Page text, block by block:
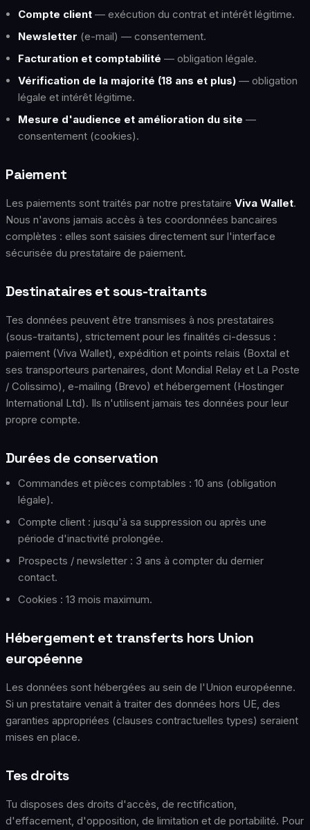
Compte client — exécution du contrat et intérêt légitime.
Newsletter (e-mail) — consentement.
Facturation et comptabilité — obligation légale.
Vérification de la majorité (18 ans et plus) — obligation
légale et intérêt légitime.
Mesure d'audience et amélioration du site —
consentement (cookies).
Paiement
Les paiements sont traités par notre prestataire Viva Wallet.
Nous n'avons jamais accès à tes coordonnées bancaires
complètes : elles sont saisies directement sur l'interface
sécurisée du prestataire de paiement.
Destinataires et sous-traitants
Tes données peuvent être transmises à nos prestataires
(sous-traitants), strictement pour les finalités ci-dessus :
paiement (Viva Wallet), expédition et points relais (Boxtal et
ses transporteurs partenaires, dont Mondial Relay et La Poste
/ Colissimo), e-mailing (Brevo) et hébergement (Hostinger
International Ltd). Ils n'utilisent jamais tes données pour leur
propre compte.
Durées de conservation
Commandes et pièces comptables : 10 ans (obligation
légale).
Compte client : jusqu'à sa suppression ou après une
période d'inactivité prolongée.
Prospects / newsletter : 3 ans à compter du dernier
contact.
Cookies : 13 mois maximum.
Hébergement et transferts hors Union
européenne
Les données sont hébergées au sein de l'Union européenne.
Si un prestataire venait à traiter des données hors UE, des
garanties appropriées (clauses contractuelles types) seraient
mises en place.
Tes droits
Tu disposes des droits d'accès, de rectification,
d'effacement, d'opposition, de limitation et de portabilité. Pour